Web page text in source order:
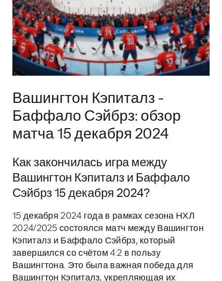
Вашингтон Кэпиталз -
Баффало Сэйбрз: обзор
матча 15 декабря 2024
Как закончилась игра между
Вашингтон Кэпиталз и Баффало
Сэйбрз 15 декабря 2024?
15 декабря 2024 года в рамках сезона НХЛ
2024/2025 состоялся матч между Вашингтон
Кэпиталз и Баффало Сэйбрз, который
завершился со счётом 4:2 в пользу
Вашингтона. Это была важная победа для
Вашингтон Кэпиталз, укрепляющая их